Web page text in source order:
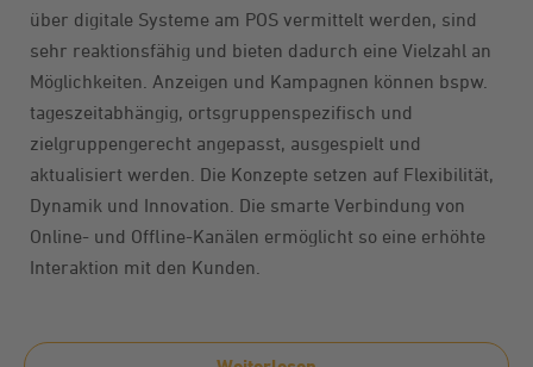
über digitale Systeme am POS vermittelt werden, sind
sehr reaktionsfähig und bieten dadurch eine Vielzahl an
Möglichkeiten. Anzeigen und Kampagnen können bspw.
tageszeitabhängig, ortsgruppenspezifisch und
zielgruppengerecht angepasst, ausgespielt und
aktualisiert werden. Die Konzepte setzen auf Flexibilität,
Dynamik und Innovation. Die smarte Verbindung von
Online- und Offline-Kanälen ermöglicht so eine erhöhte
Interaktion mit den Kunden.